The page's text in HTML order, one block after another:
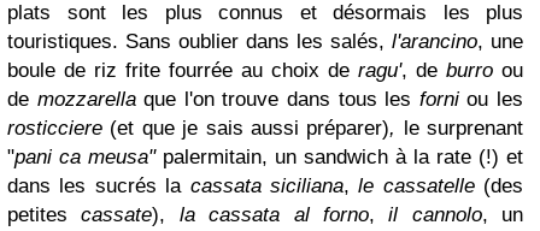
plats sont les plus connus et désormais les plus
touristiques. Sans oublier dans les salés, l'arancino, une
boule de riz frite fourrée au choix de ragu', de burro ou
de mozzarella que l'on trouve dans tous les forni ou les
rosticciere (et que je sais aussi préparer), le surprenant
"pani ca meusa" palermitain, un sandwich à la rate (!) et
dans les sucrés la cassata siciliana, le cassatelle (des
petitescassate), la cassata al forno, il cannolo, un